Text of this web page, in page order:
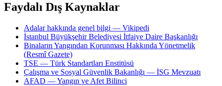
Faydalı Dış Kaynaklar
Adalar hakkında genel bilgi — Vikipedi
İstanbul Büyükşehir Belediyesi İtfaiye Daire Başkanlığı
Binaların Yangından Korunması Hakkında Yönetmelik
(Resmî Gazete)
TSE — Türk Standartları Enstitüsü
Çalışma ve Sosyal Güvenlik Bakanlığı — İSG Mevzuatı
AFAD — Yangın ve Afet Bilinci